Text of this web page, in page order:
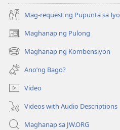
Mag-request ng Pupunta sa Iyo
Maghanap ng Pulong
(may
bubukas
na
bagong
window)
Maghanap ng Kombensiyon
(may
bubukas
na
bagong
window)
Ano’ng Bago?
Video
Videos with Audio Descriptions
Maghanap sa JW.ORG